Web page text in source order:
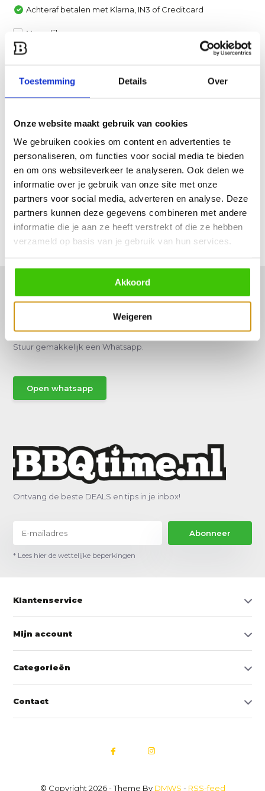
Toestemming Details Over
Onze website maakt gebruik van cookies
We gebruiken cookies om content en advertenties te
personaliseren, om functies voor social media te bieden
en om ons websiteverkeer te analyseren. Ook delen we
informatie over je gebruik van onze site met onze
partners voor social media, adverteren en analyse. Deze
partners kunnen deze gegevens combineren met andere
informatie die je aan ze heeft verstrekt of die ze hebben
verzameld op basis van je gebruik van hun services.
Akkoord
Weigeren
Achteraf betalen met Klarna, IN3 of Creditcard
Vergelijk
Een van onze specialisten helpt je graag verder!
Productomschrijving
Specificaties
Reviews
Delen
Hulp of advies nodig?
Vraag het een van onze specialisten!
Stuur gemakkelijk een Whatsapp.
Open whatsapp
Ontvang de beste DEALS en tips in je inbox!
Abonneer
* Lees hier de wettelijke beperkingen
Klantenservice
Mijn account
Categorieën
Contact
© Copyright 2026 - Theme By DMWS - RSS-feed